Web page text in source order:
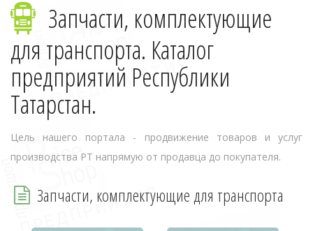
Запчасти, комплектующие
для транспорта. Каталог
предприятий Республики
Татарстан.
Цель нашего портала - продвижение товаров и услуг
производства РТ напрямую от продавца до покупателя.
Запчасти, комплектующие для транспорта